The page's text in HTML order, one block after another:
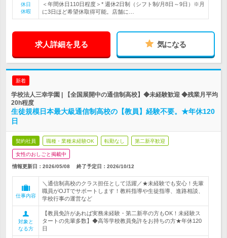
休日
休暇
＜年間休日110日程度＞* 週休2日制（シフト制/月8日～9日）※月
に3日ほど希望休取得可能。店舗に…
求人詳細を見る 気になる
新着
学校法人三幸学園 | 【全国展開中の通信制高校】◆未経験歓迎 ◆残業月平均
20h程度
生徒規模日本最大級通信制高校の【教員】経験不要。★年休120
日
契約社員 職種・業種未経験OK 転勤なし 第二新卒歓迎
女性のおしごと掲載中
情報更新日：2026/05/08 終了予定日： 2026/10/12
仕事内容
＼通信制高校のクラス担任として活躍／★未経験でも安心！先輩
職員がOJTでサポートします！教科指導や生徒指導、進路相談、
学校行事の運営など
対象と
なる方
【教員免許があれば実務未経験・第二新卒の方もOK！未経験ス
タートの先輩多数】◆高等学校教員免許をお持ちの方★年休120
日